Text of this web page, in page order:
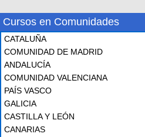
Cursos en Comunidades
CATALUÑA
COMUNIDAD DE MADRID
ANDALUCÍA
COMUNIDAD VALENCIANA
PAÍS VASCO
GALICIA
CASTILLA Y LEÓN
CANARIAS